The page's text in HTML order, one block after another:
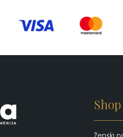
Shop